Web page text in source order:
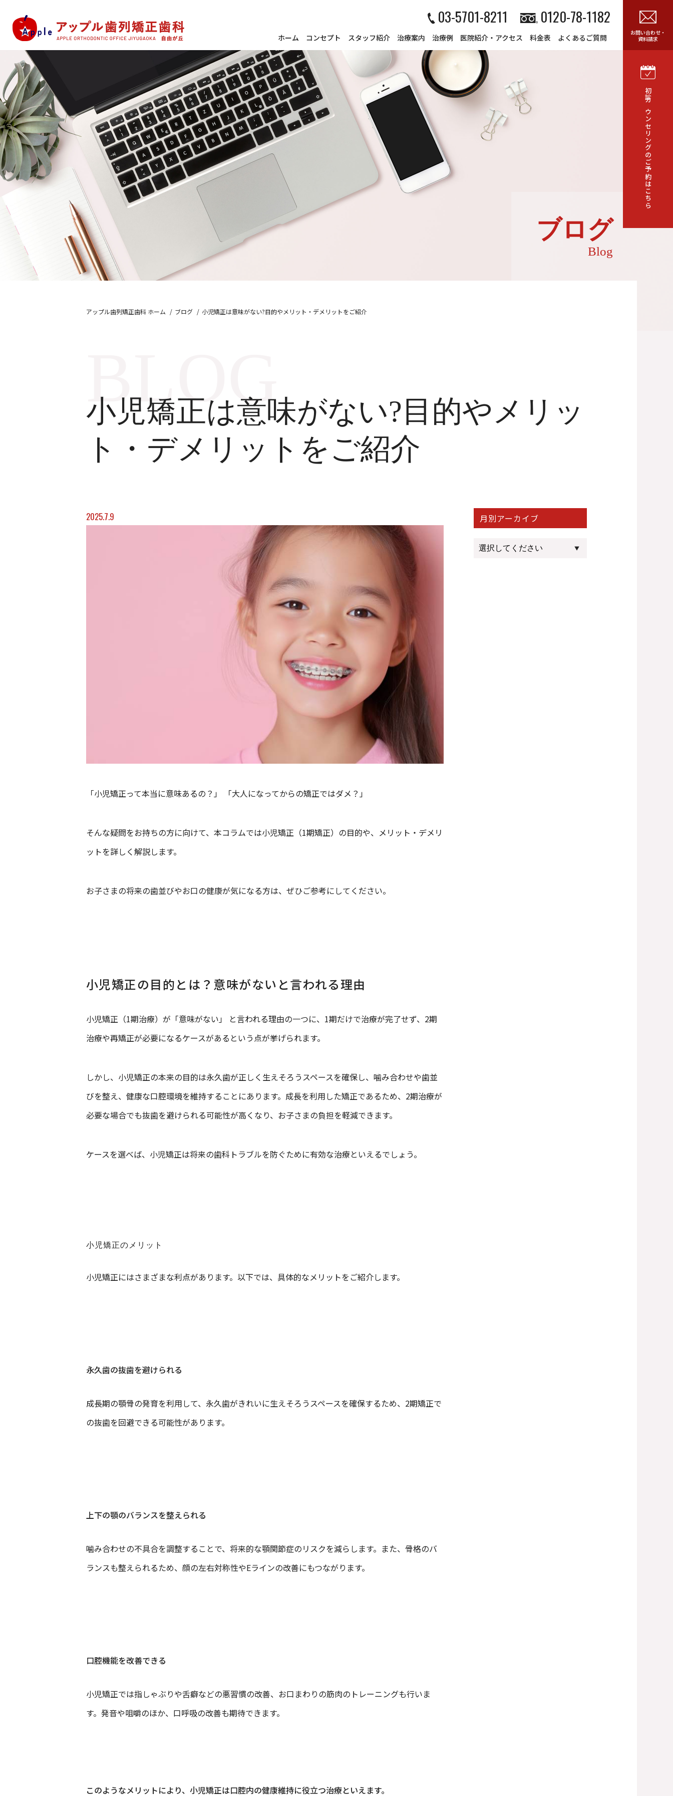
03-5701-8211 0120-78-1182
ホーム コンセプト スタッフ紹介 治療案内 治療例 医院紹介・アクセス 料金表 よくあるご質問
お問い合わせ・
資料請求
初診カウンセリングのご予約はこちら
ブログ
Blog
アップル歯列矯正歯科 ホーム ブログ 小児矯正は意味がない?目的やメリット・デメリットをご紹介
小児矯正は意味がない?目的やメリッ
ト・デメリットをご紹介
2025.7.9
「小児矯正って本当に意味あるの？」 「大人になってからの矯正ではダメ？」
そんな疑問をお持ちの方に向けて、本コラムでは小児矯正（1期矯正）の目的や、メリット・デメリ
ットを詳しく解説します。
お子さまの将来の歯並びやお口の健康が気になる方は、ぜひご参考にしてください。
小児矯正の目的とは？意味がないと言われる理由
小児矯正（1期治療）が「意味がない」 と言われる理由の一つに、1期だけで治療が完了せず、2期
治療や再矯正が必要になるケースがあるという点が挙げられます。
しかし、小児矯正の本来の目的は永久歯が正しく生えそろうスペースを確保し、噛み合わせや歯並
びを整え、健康な口腔環境を維持することにあります。成長を利用した矯正であるため、2期治療が
必要な場合でも抜歯を避けられる可能性が高くなり、お子さまの負担を軽減できます。
ケースを選べば、小児矯正は将来の歯科トラブルを防ぐために有効な治療といえるでしょう。
小児矯正のメリット
小児矯正にはさまざまな利点があります。以下では、具体的なメリットをご紹介します。
永久歯の抜歯を避けられる
成長期の顎骨の発育を利用して、永久歯がきれいに生えそろうスペースを確保するため、2期矯正で
の抜歯を回避できる可能性があります。
上下の顎のバランスを整えられる
噛み合わせの不具合を調整することで、将来的な顎関節症のリスクを減らします。また、骨格のバ
ランスも整えられるため、顔の左右対称性やEラインの改善にもつながります。
口腔機能を改善できる
小児矯正では指しゃぶりや舌癖などの悪習慣の改善、お口まわりの筋肉のトレーニングも行いま
す。発音や咀嚼のほか、口呼吸の改善も期待できます。
このようなメリットにより、小児矯正は口腔内の健康維持に役立つ治療といえます。
月別アーカイブ